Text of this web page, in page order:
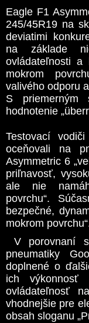
Eagle F1
245/45R19 na
deviatimi
na základe
ovládateľnosti a
mokrom
valivého odporu
S priemerným
hodnotenie
Testovací
oceňovali na
Asymmetric 6
priľnavosť,
ale nie
povrchu“.
bezpečné,
mokrom
V porovnaní s
pneumatiky
doplnené o
ich výkonnosť
ovládateľnosť
vhodnejšie pre
obsah sloganu